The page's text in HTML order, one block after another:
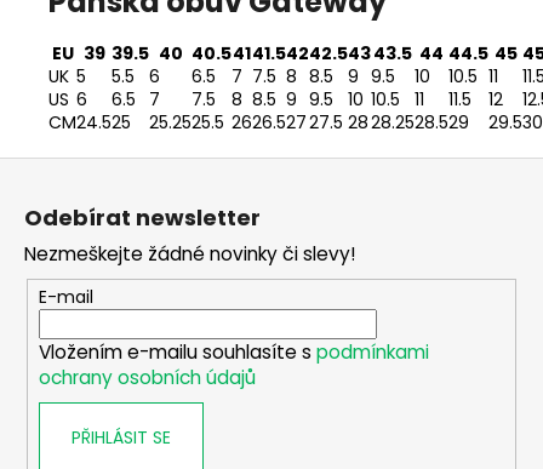
EU 39 39.5 40 40.54141.54242.54343.5 44 44.5 45
UK 5 5.5 6 6.5 7 7.5 8 8.5 9 9.5 10 10.5 11
US 6 6.5 7 7.5 8 8.5 9 9.5 10 10.5 11 11.5 12
CM24.525 25.2525.5 2626.52727.5 2828.2528.529 29.530
Odebírat newsletter
Nezmeškejte žádné novinky či slevy!
E-mail
Vložením e-mailu souhlasíte s podmínkami
ochrany osobních údajů
PŘIHLÁSIT SE